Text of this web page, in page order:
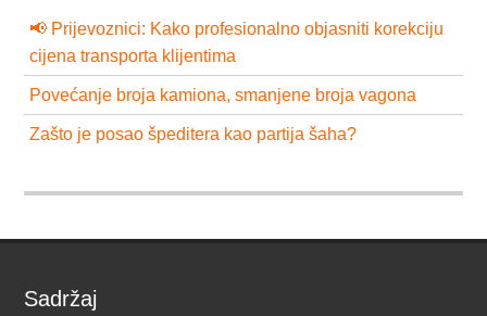
📢 Prijevoznici: Kako profesionalno objasniti korekciju
cijena transporta klijentima
Povećanje broja kamiona, smanjene broja vagona
Zašto je posao špeditera kao partija šaha?
Sadržaj